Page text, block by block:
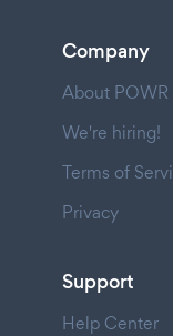
Company
About POWR
We're hiring!
Terms of
Privacy
Support
Help Center